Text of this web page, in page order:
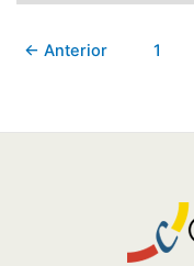
← Anterior 1